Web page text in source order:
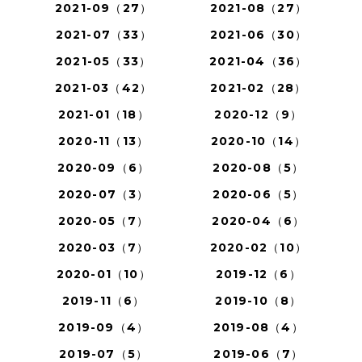
2021-09（27）
2021-08（27）
2021-07（33）
2021-06（30）
2021-05（33）
2021-04（36）
2021-03（42）
2021-02（28）
2021-01（18）
2020-12（9）
2020-11（13）
2020-10（14）
2020-09（6）
2020-08（5）
2020-07（3）
2020-06（5）
2020-05（7）
2020-04（6）
2020-03（7）
2020-02（10）
2020-01（10）
2019-12（6）
2019-11（6）
2019-10（8）
2019-09（4）
2019-08（4）
2019-07（5）
2019-06（7）